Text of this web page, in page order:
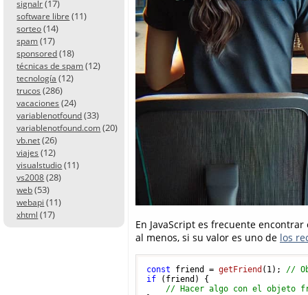
signalr (17)
software libre (11)
sorteo (14)
spam (17)
sponsored (18)
técnicas de spam (12)
tecnología (12)
trucos (286)
vacaciones (24)
variablenotfound (33)
variablenotfound.com (20)
vb.net (26)
viajes (12)
visualstudio (11)
vs2008 (28)
web (53)
webapi (11)
xhtml (17)
En JavaScript es frecuente
al menos, si su valor es uno de los
const friend = getFriend ( 1); //
if (friend) {
// Hacer algo con el objeto